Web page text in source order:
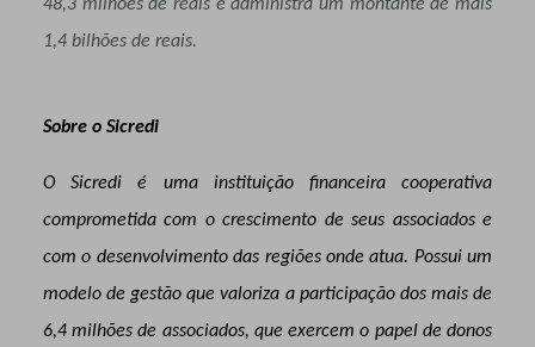
48,3 milhões de reais e administra um montante de mais
1,4 bilhões de reais.
Sobre o Sicredi
O Sicredi é uma instituição financeira cooperativa
comprometida com o crescimento de seus associados e
com o desenvolvimento das regiões onde atua. Possui um
modelo de gestão que valoriza a participação dos mais de
6,4 milhões de associados, que exercem o papel de donos